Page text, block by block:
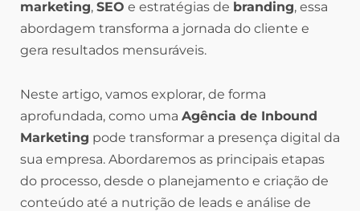
marketing, SEO e estratégias de branding, essa
abordagem transforma a jornada do cliente e
gera resultados mensuráveis.
Neste artigo, vamos explorar, de forma
aprofundada, como uma Agência de Inbound
Marketing pode transformar a presença digital da
sua empresa. Abordaremos as principais etapas
do processo, desde o planejamento e criação de
conteúdo até a nutrição de leads e análise de